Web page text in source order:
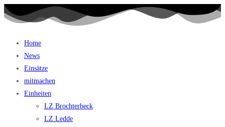
Home
News
Einsätze
mitmachen
Einheiten
LZ Brochterbeck
LZ Ledde